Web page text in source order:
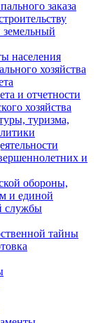
заказа
населения
хозяйства
и отчетности
хозяйства
туризма,
и
обороны,
и единой
службы
тайны